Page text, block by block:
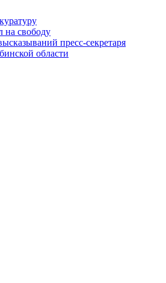
на свободу
пресс-секретаря
области